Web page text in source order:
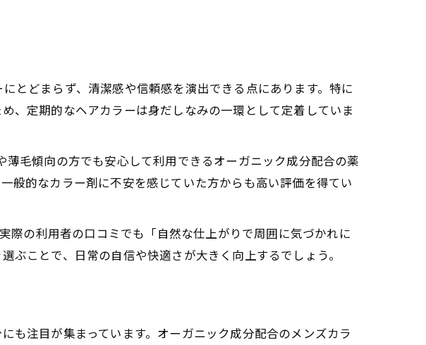
コツ
ラーの安心感
ト解説
ー施術法
ー体験
ポイント
両立する方法
とどまらず、清潔感や信頼感を演出できる点にあります。特に
、定期的なヘアカラーは身だしなみの一環として定着していま
薄毛傾向の方でも安心して利用できるオーガニック成分配合の薬
般的なカラー剤に不安を感じていた方からも高い評価を得てい
際の利用者の口コミでも「自然な仕上がりで周囲に気づかれに
ことで、日常の自信や快適さが大きく向上するでしょう。
も注目が集まっています。オーガニック成分配合のメンズカラ